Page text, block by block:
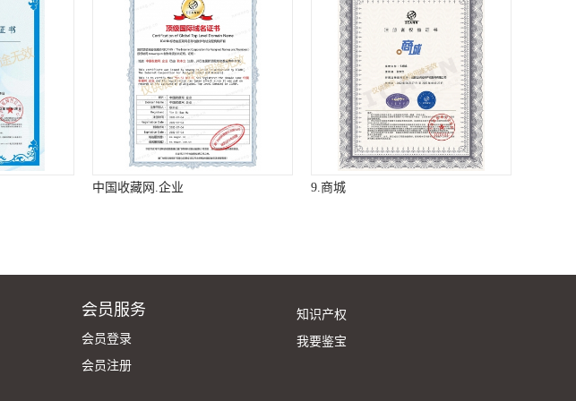
中国收藏网.企业 9.商城
会员服务
会员登录
会员注册
知识产权
我要鉴宝